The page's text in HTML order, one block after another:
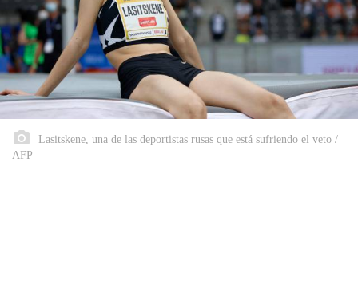
Lasitskene, una de las deportistas rusas que está sufriendo el veto /
AFP